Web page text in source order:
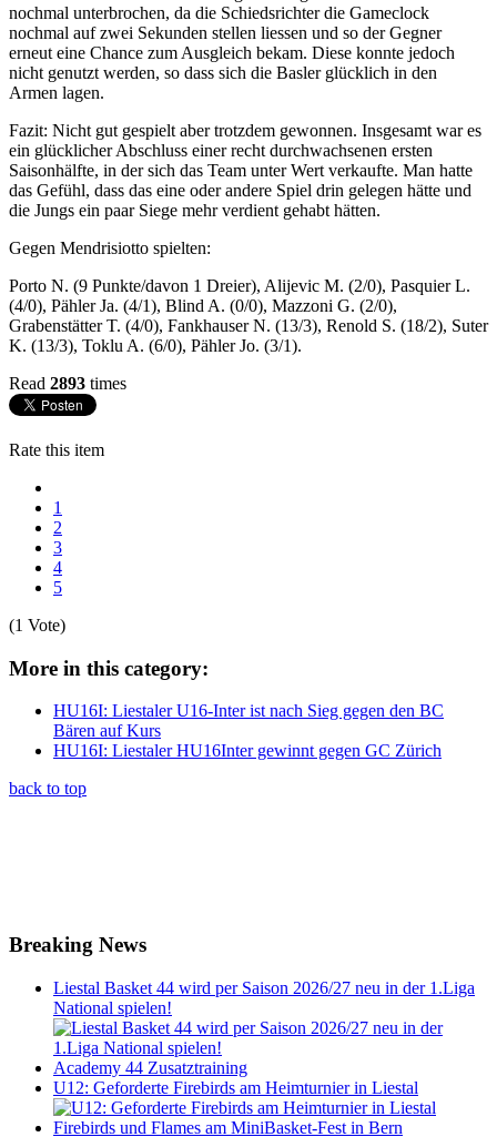
nochmal unterbrochen, da die Schiedsrichter die Gameclock
nochmal auf zwei Sekunden stellen liessen und so der Gegner
erneut eine Chance zum Ausgleich bekam. Diese konnte jedoch
nicht genutzt werden, so dass sich die Basler glücklich in den
Armen lagen.
Fazit: Nicht gut gespielt aber trotzdem gewonnen. Insgesamt war es
ein glücklicher Abschluss einer recht durchwachsenen ersten
Saisonhälfte, in der sich das Team unter Wert verkaufte. Man hatte
das Gefühl, dass das eine oder andere Spiel drin gelegen hätte und
die Jungs ein paar Siege mehr verdient gehabt hätten.
Gegen Mendrisiotto spielten:
Porto N. (9 Punkte/davon 1 Dreier), Alijevic M. (2/0), Pasquier L.
(4/0), Pähler Ja. (4/1), Blind A. (0/0), Mazzoni G. (2/0),
Grabenstätter T. (4/0), Fankhauser N. (13/3), Renold S. (18/2), Suter
K. (13/3), Toklu A. (6/0), Pähler Jo. (3/1).
Read 2893 times
Rate this item
1
2
3
4
5
(1 Vote)
More in this category:
HU16I: Liestaler U16-Inter ist nach Sieg gegen den BC
Bären auf Kurs
HU16I: Liestaler HU16Inter gewinnt gegen GC Zürich
back to top
Breaking News
Liestal Basket 44 wird per Saison 2026/27 neu in der 1.Liga
National spielen!
Academy 44 Zusatztraining
U12: Geforderte Firebirds am Heimturnier in Liestal
Firebirds und Flames am MiniBasket-Fest in Bern